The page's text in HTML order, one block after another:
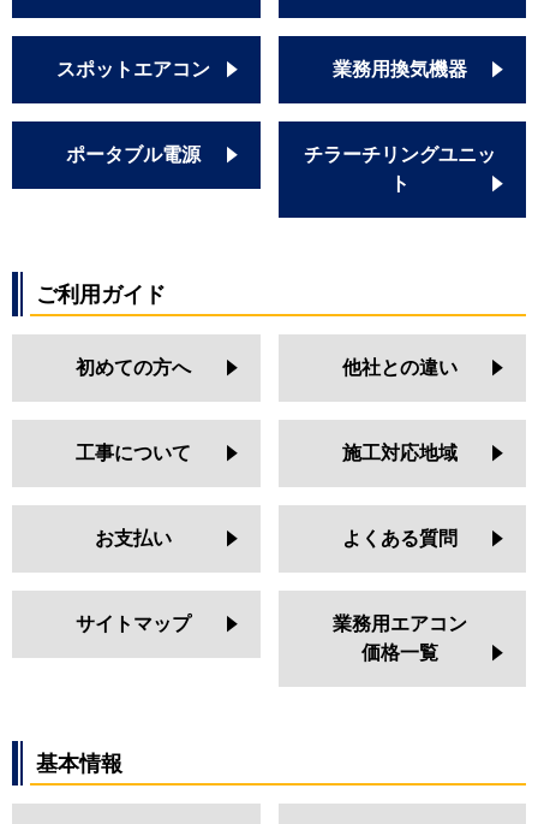
スポットエアコン 業務用換気機器
ポータブル電源
チラーチリングユニッ
ト
ご利用ガイド
初めての方へ 他社との違い
工事について 施工対応地域
お支払い よくある質問
サイトマップ
業務用エアコン
価格一覧
基本情報